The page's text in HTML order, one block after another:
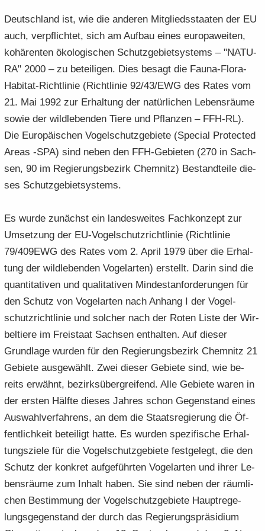
Deutsch­land ist, wie die an­de­ren Mit­glieds­staa­ten der EU
auch, ver­pflich­tet, sich am Auf­bau eines eu­ro­pa­wei­ten,
ko­hä­ren­ten öko­lo­gi­schen Schutz­ge­biet­sys­tems – "NA­TU­
RA" 2000 – zu be­tei­li­gen. Dies be­sagt die Fauna-​Flora-
Habitat-Richtlinie (Richt­li­nie 92/43/EWG des Rates vom
21. Mai 1992 zur Er­hal­tung der na­tür­li­chen Le­bens­räu­me
sowie der wild­le­ben­den Tiere und Pflan­zen – FFH-​RL).
Die Eu­ro­päi­schen Vo­gel­schutz­ge­bie­te (Spe­cial Pro­tec­ted
Areas -SPA) sind neben den FFH-​Gebieten (270 in Sach­
sen, 90 im Re­gie­rungs­be­zirk Chem­nitz) Be­stand­tei­le die­
ses Schutz­ge­biet­sys­tems.
Es wurde zu­nächst ein lan­des­wei­tes Fach­kon­zept zur
Um­set­zung der EU-​Vogelschutzrichtlinie (Richt­li­nie
79/409EWG des Rates vom 2. April 1979 über die Er­hal­
tung der wild­le­ben­den Vo­gel­ar­ten) er­stellt. Darin sind die
quan­ti­ta­ti­ven und qua­li­ta­ti­ven Min­dest­an­for­de­run­gen für
den Schutz von Vo­gel­ar­ten nach An­hang I der Vo­gel­
schutz­richt­li­nie und sol­cher nach der Roten Liste der Wir­
bel­tie­re im Frei­staat Sach­sen ent­hal­ten. Auf die­ser
Grund­la­ge wur­den für den Re­gie­rungs­be­zirk Chem­nitz 21
Ge­bie­te aus­ge­wählt. Zwei die­ser Ge­bie­te sind, wie be­
reits er­wähnt, be­zirks­über­grei­fend. Alle Ge­bie­te waren in
der ers­ten Hälf­te die­ses Jah­res schon Ge­gen­stand eines
Aus­wahl­ver­fah­rens, an dem die Staats­re­gie­rung die Öf­
fent­lich­keit be­tei­ligt hatte. Es wur­den spe­zi­fi­sche Er­hal­
tungs­zie­le für die Vo­gel­schutz­ge­bie­te fest­ge­legt, die den
Schutz der kon­kret auf­ge­führ­ten Vo­gel­ar­ten und ihrer Le­
bens­räu­me zum In­halt haben. Sie sind neben der räum­li­
chen Be­stim­mung der Vo­gel­schutz­ge­bie­te Haupt­re­ge­
lungs­ge­gen­stand der durch das Re­gie­rungs­prä­si­di­um